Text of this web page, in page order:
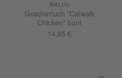
MALUU
Geschirrtuch "Catwalk
Chicken" bunt
14,95 €